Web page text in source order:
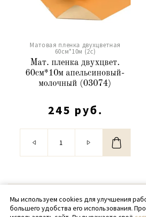
Матовая пленка двухцветная
60см*10м (2c)
Мат. пленка двухцвет.
60см*10м апельсиновый-
молочный (03074)
245 руб.
© 2020 - 2026 SamPack
Мы используем cookies для улучшения
большего удобства его использования.